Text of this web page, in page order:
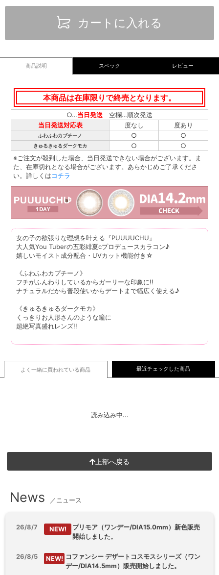
カートに入れる
商品説明 スペック レビュー
本商品は在庫限りで終売となります。
○…当日発送 空欄…順次発送
当日発送対応表
度なし 度あり
ふわふわカプチーノ ○ ○
きゅるきゅるダークモカ ○
○
※ご注文が殺到した場合、当日発送できない場合がございます。ま
た、在庫切れとなる場合がございます。あらかじめご了承くださ
い。詳しくはコチラ
女の子の欲張りな理想を叶える『PUUUUCHU』
大人気You Tuberの五彩緋夏cプロデュースカラコン♪
嬉しいモイスト成分配合・UVカット機能付き☆
《ふわふわカプチーノ》
フチがふんわりしているからガーリーな印象に!!
ナチュラルだから普段使いからデートまで幅広く使える♪
《きゅるきゅるダークモカ》
くっきりお人形さんのような瞳に
超絶写真盛れレンズ!!
よく一緒に買われている商品 最近チェックした商品
読み込み中...
上部へ戻る
News ／ニュース
26/8/7 NEW!
プリモア（ワンデー/DIA15.0mm）新色販売
開始しました。
26/8/5 NEW! コファンシー デザートコスモスシリーズ（ワン
デー/DIA14.5mm）販売開始しました。